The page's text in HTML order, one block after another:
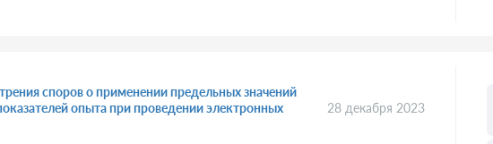
споров о применении предельных значений
опыта при проведении электронных
28 декабря 2023